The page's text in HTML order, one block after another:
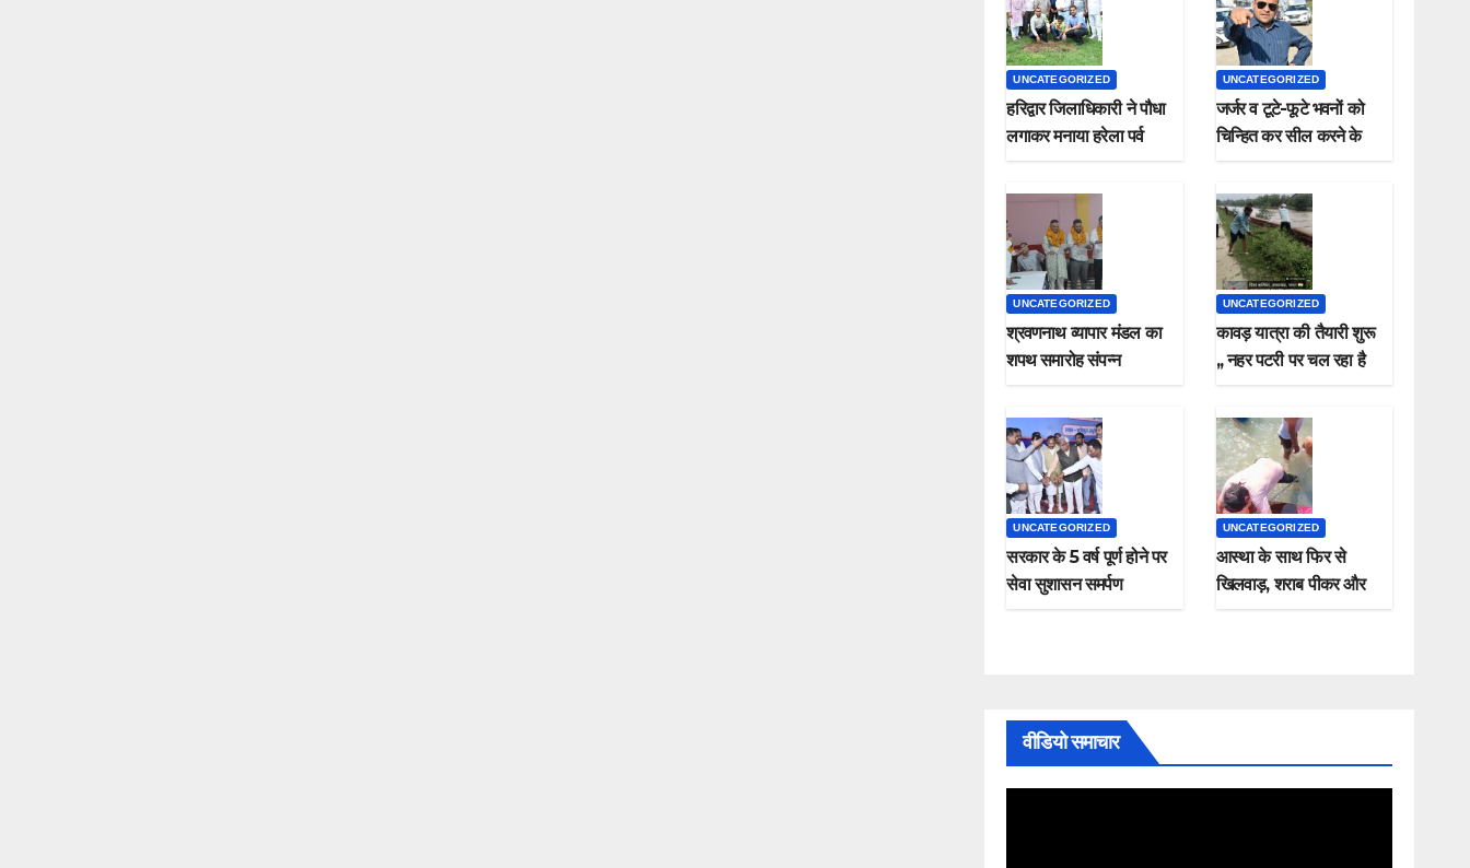
UNCATEGORIZED
हरिद्वार जिलाधिकारी ने पौधा
लगाकर मनाया हरेला पर्व
UNCATEGORIZED
जर्जर व टूटे-फूटे भवनों को
चिन्हित कर सील करने के
UNCATEGORIZED
श्रवणनाथ व्यापार मंडल का
शपथ समारोह संपन्न
UNCATEGORIZED
कावड़ यात्रा की तैयारी शुरू
,, नहर पटरी पर चल रहा है
UNCATEGORIZED
सरकार के 5 वर्ष पूर्ण होने पर
सेवा सुशासन समर्पण
UNCATEGORIZED
आस्था के साथ फिर से
खिलवाड़, शराब पीकर और
वीडियो समाचार